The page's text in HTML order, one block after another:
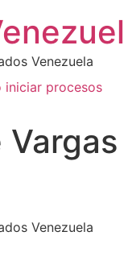
Venezuela
iniciar procesos
Venezuela